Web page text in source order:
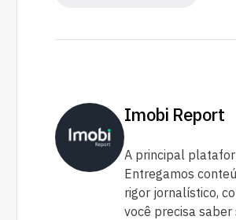
Imobi Report
A principal
Entregamos
rigor jornalístico,
você precisa